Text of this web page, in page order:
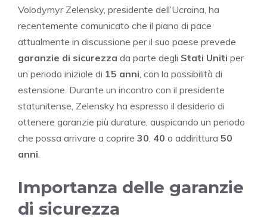
Volodymyr Zelensky, presidente dell’Ucraina, ha
recentemente comunicato che il piano di pace
attualmente in discussione per il suo paese prevede
garanzie di sicurezza da parte degli Stati Uniti per
un periodo iniziale di 15 anni, con la possibilità di
estensione. Durante un incontro con il presidente
statunitense, Zelensky ha espresso il desiderio di
ottenere garanzie più durature, auspicando un periodo
che possa arrivare a coprire 30, 40 o addirittura 50
anni.
Importanza delle garanzie
di sicurezza